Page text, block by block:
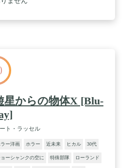
星からの物体X [Blu-
ト・ラッセル
ー洋画 ホラー 近未来 ヒカル 30代
ョーシャンクの空に 特殊部隊 ローランド